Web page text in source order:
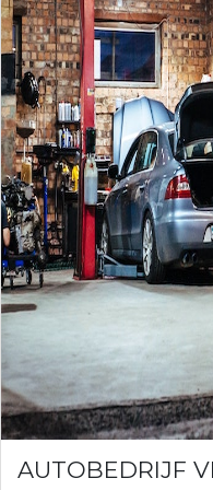
AUTOBEDRIJF